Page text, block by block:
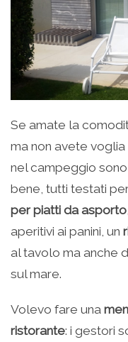
Se amate la
ma non avete
nel campeggio
bene, tutti testati
per piatti da asporto
aperitivi ai panini, un
al tavolo ma anche
sul mare.
Volevo fare una
ristorante: i gestori